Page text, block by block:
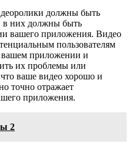
должны быть
в них должны быть
вашего приложения. Видео
пользователям
вашем приложении и
их проблемы или
ваше видео хорошо и
точно отражает
приложения.
2